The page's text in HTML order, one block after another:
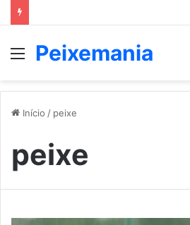
Menu
Peixemania
Início / peixe
peixe